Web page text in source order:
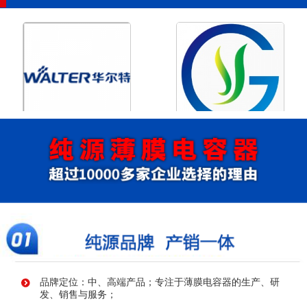
浙江华尔特机电股份有限公
司
浙江格瑶科技股份有限公司
品牌定位：中、高端产品；专注于薄膜电容器的生产、研
发、销售与服务；